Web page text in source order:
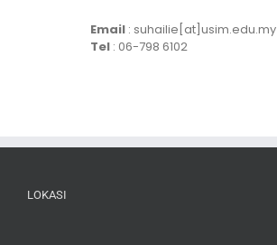
Email : suhailie[at]usim.edu.my
Tel : 06-798 6102
LOKASI